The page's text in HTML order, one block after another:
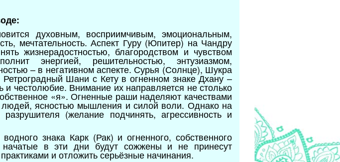
духовным, восприимчивым, эмоциональным,
мечтательность. Аспект Гуру (Юпитер) на Чандру
жизнерадостностью, благородством и чувством
энергией, решительностью, энтузиазмом,
– в негативном аспекте. Сурья (Солнце), Шукра
Шани с Кету в огненном знаке Дхану –
честолюбие. Внимание их направляется не столько
«я». Огненные раши наделяют качествами
ясностью мышления и силой воли. Однако на
(желание подчинять, агрессивность и
знака Карк (Рак) и огненного, собственного
в эти дни будут сожжены и не принесут
и отложить серьёзные начинания.